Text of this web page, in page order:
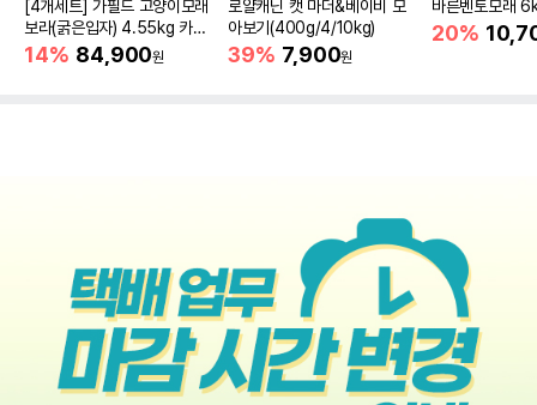
[4개세트] 가필드 고양이모래
보라(굵은입자) 4.55kg 카사
바모래
14% 84,900원
로얄캐닌 캣 마더&베이비 모
아보기(400g/4/10kg)
39% 7,900원
바른벤토모래
20%